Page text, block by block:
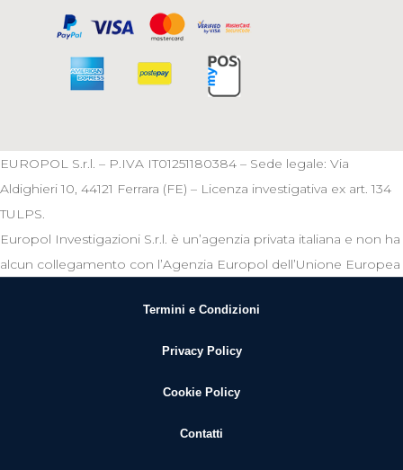
EUROPOL S.r.l. – P.IVA IT01251180384 – Sede legale: Via
Aldighieri 10, 44121 Ferrara (FE) – Licenza investigativa ex art. 134
TULPS.
Europol Investigazioni S.r.l. è un’agenzia privata italiana e non ha
alcun collegamento con l’Agenzia Europol dell’Unione Europea
Termini e Condizioni
Privacy Policy
Cookie Policy
Contatti